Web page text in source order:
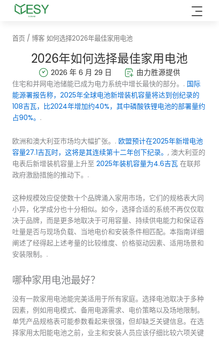
首页 / 博客 如何选择2026年最佳家用电池
2026年如何选择最佳家用电池
2026 年 6 月 29 日
由力胜源提供
住宅和并网电池储能已成为电力系统中增长最快的部分。. 国际
能源署报告称，2025年全球电池新增装机容量将达到创纪录的
108吉瓦，比2024年增加约40%，其中磷酸铁锂电池的部署量约
占90%。 .
欧洲和澳大利亚市场均大幅扩张。. 欧盟预计在2025年新增电池
容量27.1吉瓦时，这将是其连续第十二年创下纪录。 , 澳大利亚的
电表后新增装机容量上升至 2025年装机容量为4.6吉瓦 在联邦
政府激励措施的推动下。.
这种规模效应促使数十个品牌涌入家用市场，它们的规格表大同
小异，化学成分也十分相似。如今，选择合适的系统不再仅仅取
决于品牌，而是更多地取决于可用容量、持续供电能力和保证吞
吐量是否与现场负载、当地电价和安装条件相匹配。本指南详细
阐述了经得起上述考量的比较维度、价格驱动因素、适用场景和
安装限制。.
哪种家用电池最好？
没有一款家用电池能完美适用于所有家庭。选择电池取决于多种
因素，例如用电模式、备用电源需求、电价策略以及场地限制。
单凭产品规格表可能参数看起来很强，但却缺乏关键信息。在选
择家用太阳能电池之前，业主和安装人员应该仔细比较六项关键